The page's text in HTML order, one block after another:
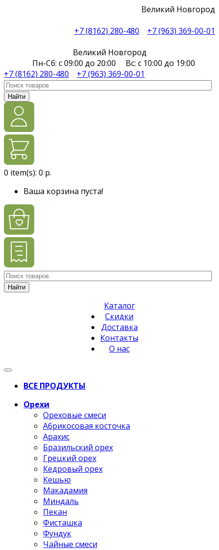
Великий Новгород
+7 (8162) 280-480
+7 (963) 369-00-01
Великий Новгород
Пн-Сб: с 09:00 до 20:00 Вс: с 10:00 до 19:00
+7 (8162) 280-480
+7 (963) 369-00-01
Найти
0 item(s): 0 р.
Ваша корзина пуста!
Найти
Каталог
Скидки
Доставка
Контакты
О нас
ВСЕ ПРОДУКТЫ
Орехи
Ореховые смеси
Абрикосовая косточка
Арахис
Бразильский орех
Грецкий орех
Кедровый орех
Кешью
Макадамия
Миндаль
Пекан
Фисташка
Фундук
Чайные смеси